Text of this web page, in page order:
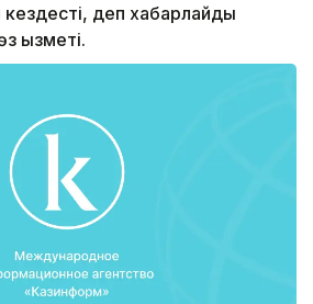
деп хабарлайды
қызметі.